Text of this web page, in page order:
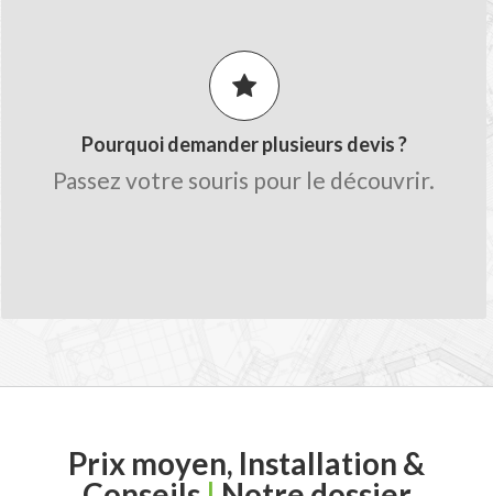
Pourquoi demander plusieurs devis ?
Passez votre souris pour le découvrir.
meilleur tarif.
Obtenez des conseils de la part des
artisans.
Gagnez du temps sur le chiffrage avec
une seule demande.
Prix moyen, Installation &